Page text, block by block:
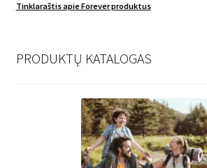
Tinklaraštis apie Forever produktus
PRODUKTŲ KATALOGAS